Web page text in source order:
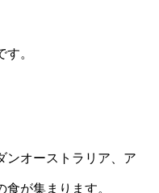
。
ンオーストラリア、ア
が集まります。